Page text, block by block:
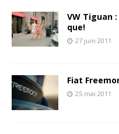
VW Tiguan
que!
27 juin 2011
Fiat
25 mai 2011